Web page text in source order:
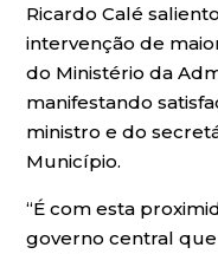
Ricardo Calé
intervenção de
do Ministério da
manifestando
ministro e do
Município.
“É com esta
governo central